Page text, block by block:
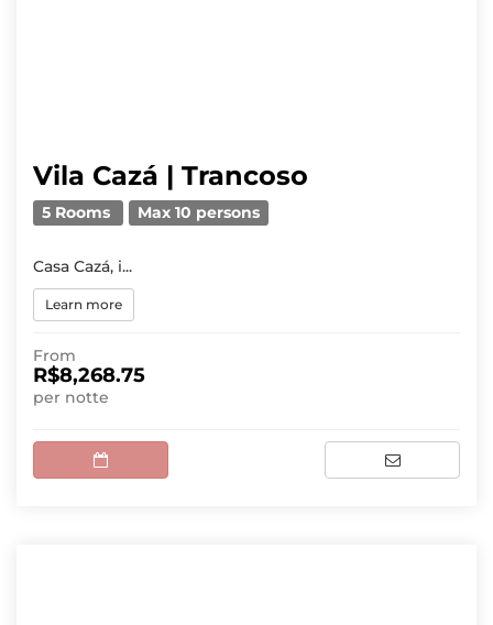
Vila Cazá | Trancoso
5 Rooms Max 10 persons
Casa Cazá, i...
Learn more
From
R$8,268.75
per notte